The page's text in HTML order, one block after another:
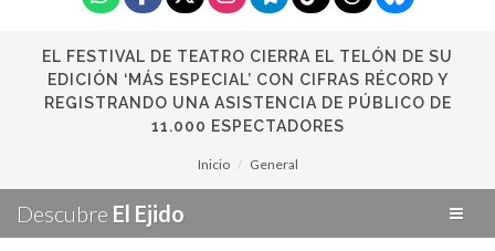
EL FESTIVAL DE TEATRO CIERRA EL TELÓN DE SU
EDICIÓN ‘MÁS ESPECIAL’ CON CIFRAS RÉCORD Y
REGISTRANDO UNA ASISTENCIA DE PÚBLICO DE
11.000 ESPECTADORES
Inicio General
Descubre El Ejido